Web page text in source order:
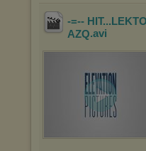
-=--
AZQ.avi